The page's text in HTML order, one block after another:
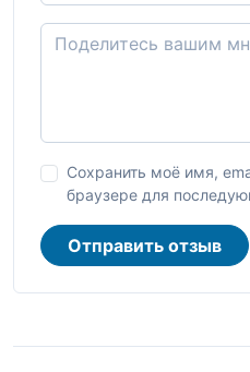
Сохранить моё имя,
браузере для
Отправить отзыв